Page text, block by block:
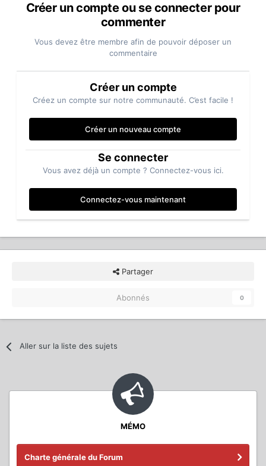
Créer un compte ou se connecter pour
commenter
Vous devez être membre afin de pouvoir déposer un
commentaire
Créer un compte
Créez un compte sur notre communauté. C’est facile !
Créer un nouveau compte
Se connecter
Vous avez déjà un compte ? Connectez-vous ici.
Connectez-vous maintenant
Partager
Abonnés 0
Aller sur la liste des sujets
MÉMO
Charte générale du Forum